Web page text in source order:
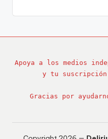
Apoya a los medios
y tu
Gracias por